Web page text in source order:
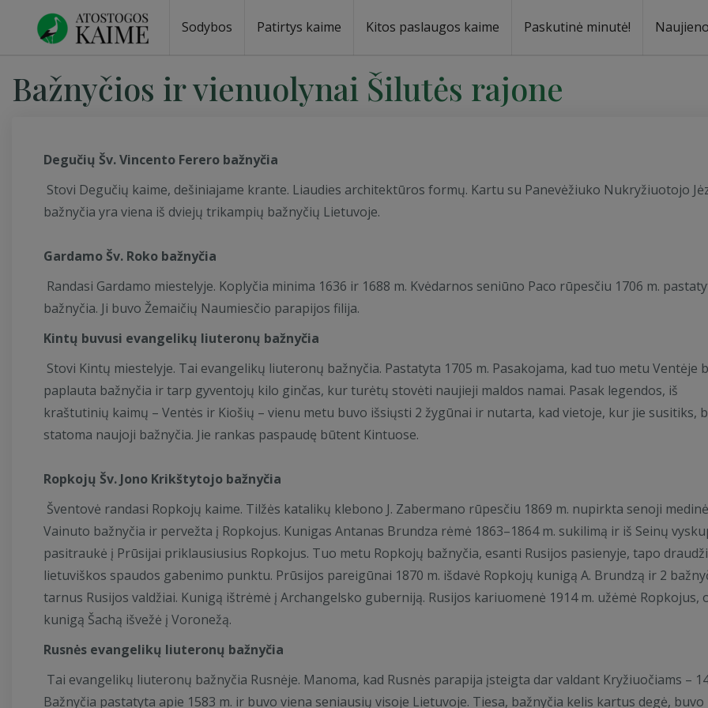
Sodybos Patirtys kaime Kitos paslaugos kaime Paskutinė minutė!
Bažnyčios ir vienuolynai Šilutės rajone
Degučių Šv. Vincento Ferero bažnyčia
Stovi Degučių kaime, dešiniajame krante. Liaudies architektūros formų. Kartu su Panevėžiuko Nukryžiuotojo
bažnyčia yra viena iš dviejų trikampių bažnyčių Lietuvoje.
Gardamo Šv. Roko bažnyčia
Randasi Gardamo miestelyje. Koplyčia minima 1636 ir 1688 m. Kvėdarnos seniūno Paco rūpesčiu 1706 m.
bažnyčia. Ji buvo Žemaičių Naumiesčio parapijos filija.
Kintų buvusi evangelikų liuteronų bažnyčia
Stovi Kintų miestelyje. Tai evangelikų liuteronų bažnyčia. Pastatyta 1705 m. Pasakojama, kad tuo metu Ventėje
paplauta bažnyčia ir tarp gyventojų kilo ginčas, kur turėtų stovėti naujieji maldos namai. Pasak legendos, iš
kraštutinių kaimų – Ventės ir Kiošių – vienu metu buvo išsiųsti 2 žygūnai ir nutarta, kad vietoje, kur jie susitiks,
statoma naujoji bažnyčia. Jie rankas paspaudę būtent Kintuose.
Ropkojų Šv. Jono Krikštytojo bažnyčia
Šventovė randasi Ropkojų kaime. Tilžės katalikų klebono J. Zabermano rūpesčiu 1869 m. nupirkta senoji medinė
Vainuto bažnyčia ir pervežta į Ropkojus. Kunigas Antanas Brundza rėmė 1863–1864 m. sukilimą ir iš Seinų
pasitraukė į Prūsijai priklausiusius Ropkojus. Tuo metu Ropkojų bažnyčia, esanti Rusijos pasienyje, tapo
lietuviškos spaudos gabenimo punktu. Prūsijos pareigūnai 1870 m. išdavė Ropkojų kunigą A. Brundzą ir 2
tarnus Rusijos valdžiai. Kunigą ištrėmė į Archangelsko guberniją. Rusijos kariuomenė 1914 m. užėmė Ropkojus,
kunigą Šachą išvežė į Voronežą.
Rusnės evangelikų liuteronų bažnyčia
Tai evangelikų liuteronų bažnyčia Rusnėje. Manoma, kad Rusnės parapija įsteigta dar valdant Kryžiuočiams –
Bažnyčia pastatyta apie 1583 m. ir buvo viena seniausių visoje Lietuvoje. Tiesa, bažnyčia kelis kartus degė, buvo